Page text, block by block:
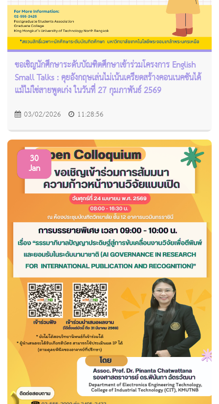
ขอเชิญนักศึกษาระดับบัณฑิตศึกษาเข้าร่วมโครงการ English
Small Talks : คุยอังกฤษเล่นไม่เน้นเครียดสร้างคอนเนคชันได้
แม้ไม่ใช่สายพูดเก่ง ในวันที่ 27 กุมภาพันธ์ 2569
03/02/2026 11:28:56
30
Jan